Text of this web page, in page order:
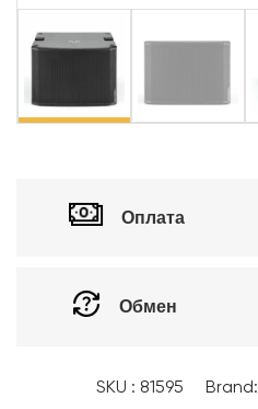
Оплата
Обмен
SKU : 81595 Brand: